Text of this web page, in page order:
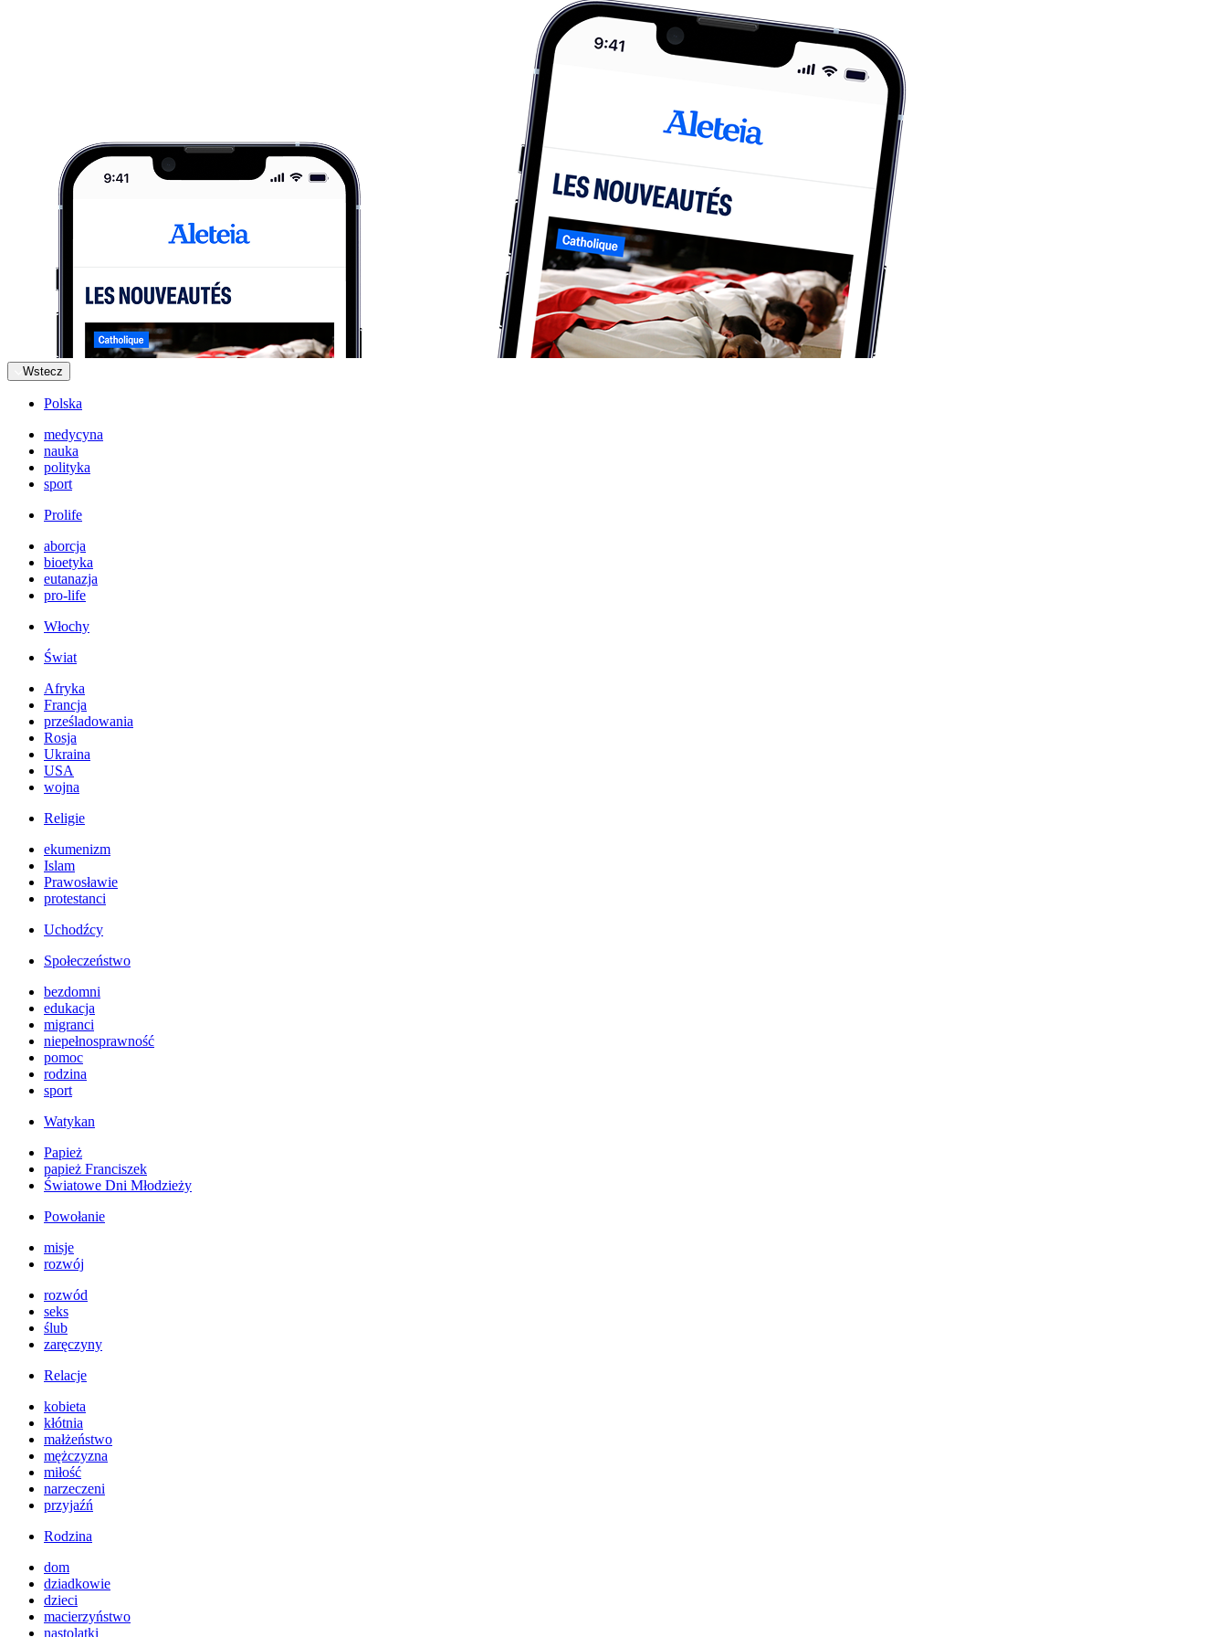
Wstecz
Polska
medycyna
nauka
polityka
sport
Prolife
aborcja
bioetyka
eutanazja
pro-life
Włochy
Świat
Afryka
Francja
prześladowania
Rosja
Ukraina
USA
wojna
Religie
ekumenizm
Islam
Prawosławie
protestanci
Uchodźcy
Społeczeństwo
bezdomni
edukacja
migranci
niepełnosprawność
pomoc
rodzina
sport
Watykan
Papież
papież Franciszek
Światowe Dni Młodzieży
Powołanie
misje
rozwój
rozwód
seks
ślub
zaręczyny
Relacje
kobieta
kłótnia
małżeństwo
mężczyzna
miłość
narzeczeni
przyjaźń
Rodzina
dom
dziadkowie
dzieci
macierzyństwo
nastolatki